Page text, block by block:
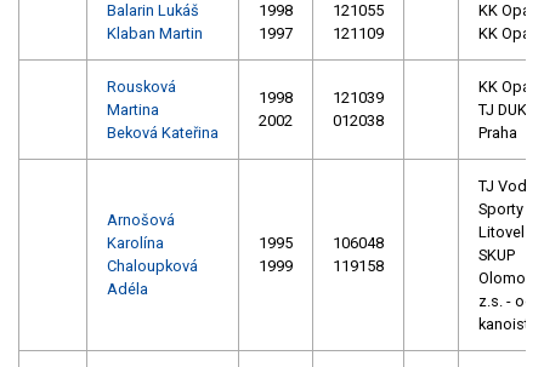
Balarin Lukáš
Klaban Martin
1998
1997
121055
121109
KK
KK
Rousková
Martina
Beková Kateřina
1998
2002
121039
012038
KK
TJ
Praha
Arnošová
Karolína
Chaloupková
Adéla
1995
1999
106048
119158
TJ Vodní
Sporty
Litovel
SKUP
z.s. -